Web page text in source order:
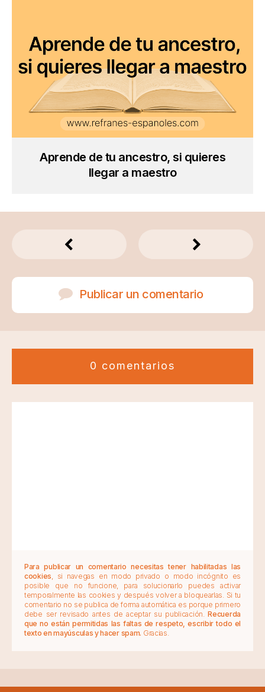
Aprende de tu ancestro, si quieres
llegar a maestro
Publicar un comentario
0 comentarios
Para publicar un comentario necesitas tener habilitadas las
cookies , si navegas en modo privado o modo incógnito es
posible que no funcione, para solucionarlo puedes activar
temporalmente las cookies y después volver a bloquearlas. Si tu
comentario no se publica de forma automática es porque primero
debe ser revisado antes de aceptar su publicación.Recuerda
que no están permitidas las faltas de respeto, escribir todo el
texto en mayúsculas y hacer spam. Gracias.